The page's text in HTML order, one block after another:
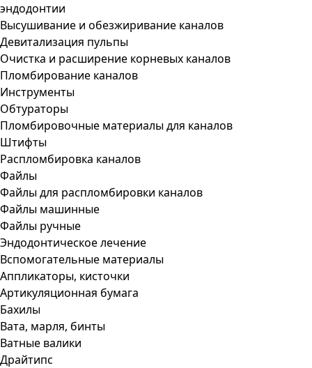
эндодонтии
Высушивание и обезжиривание каналов
Девитализация пульпы
Очистка и расширение корневых каналов
Пломбирование каналов
Инструменты
Обтураторы
Пломбировочные материалы для каналов
Штифты
Распломбировка каналов
Файлы
Файлы для распломбировки каналов
Файлы машинные
Файлы ручные
Эндодонтическое лечение
Вспомогательные материалы
Аппликаторы, кисточки
Артикуляционная бумага
Бахилы
Вата, марля, бинты
Ватные валики
Драйтипс